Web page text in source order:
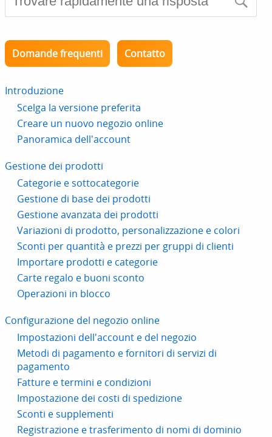
Domande frequenti Contatto
Introduzione
Scelga la versione preferita
Creare un nuovo negozio online
Panoramica dell'account
Gestione dei prodotti
Categorie e sottocategorie
Gestione di base dei prodotti
Gestione avanzata dei prodotti
Variazioni di prodotto, personalizzazione e colori
Sconti per quantità e prezzi per gruppi di clienti
Importare prodotti e categorie
Carte regalo e buoni sconto
Operazioni in blocco
Configurazione del negozio online
Impostazioni dell'account e del negozio
Metodi di pagamento e fornitori di servizi di
pagamento
Fatture e termini e condizioni
Impostazione dei costi di spedizione
Sconti e supplementi
Registrazione e trasferimento di nomi di dominio